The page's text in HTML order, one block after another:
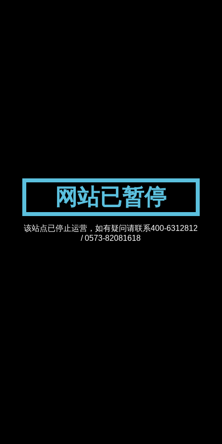
网站已暂停
该站点已停止运营，如有疑问请联系400-6312812
/ 0573-82081618